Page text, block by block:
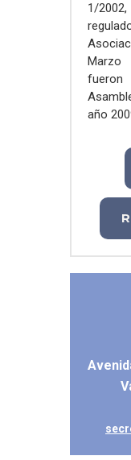
1/
Marzo
año